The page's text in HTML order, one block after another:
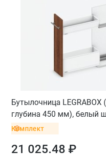
Бутылочница
глубина 450 мм), белый
Комплект
21 025.48 ₽